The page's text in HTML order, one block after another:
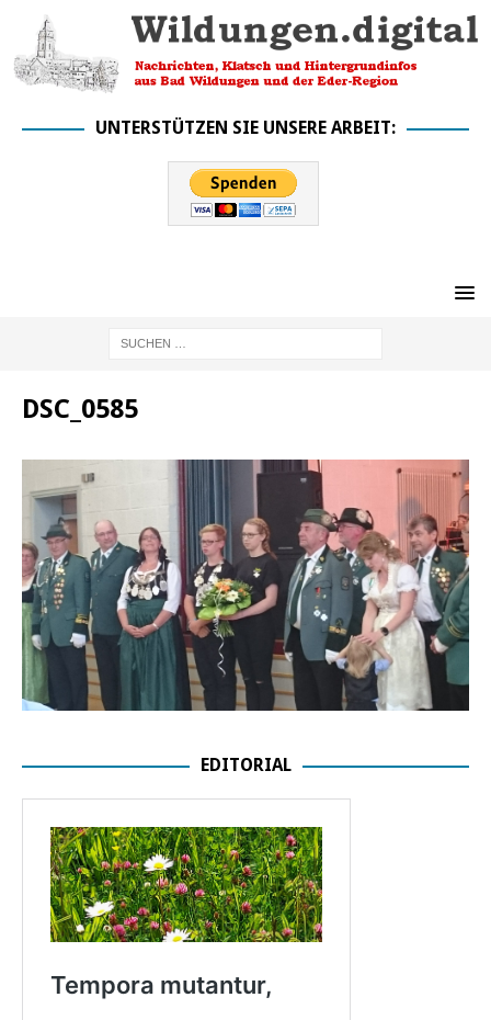
UNTERSTÜTZEN SIE UNSERE ARBEIT:
DSC_0585
EDITORIAL